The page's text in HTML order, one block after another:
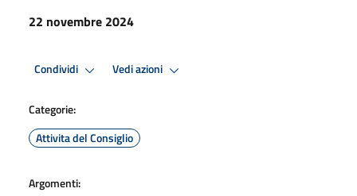
22 novembre 2024
Condividi Vedi azioni
Categorie:
Attivita del Consiglio
Argomenti: